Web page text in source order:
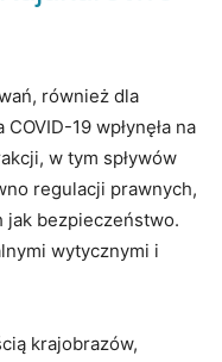
również dla
19 wpłynęła na
w tym spływów
regulacji prawnych,
jak bezpieczeństwo.
wytycznymi i
krajobrazów,